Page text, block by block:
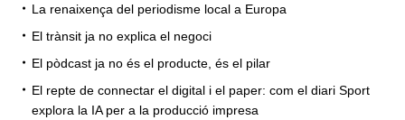
La renaixença del periodisme local a Europa
El trànsit ja no explica el negoci
El pòdcast ja no és el producte, és el pilar
El repte de connectar el digital i el paper: com el diari Sport
explora la IA per a la producció impresa